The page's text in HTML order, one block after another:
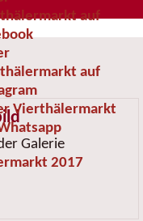
Galerie
2017